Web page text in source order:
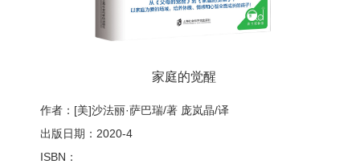
家庭的觉醒
作者：[美]沙法丽·萨巴瑞/著 庞岚晶/译
出版日期：2020-4
ISBN：